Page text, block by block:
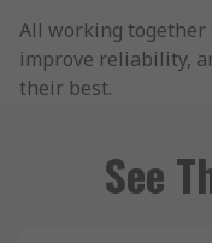
All working together
improve reliability,
their best.
See